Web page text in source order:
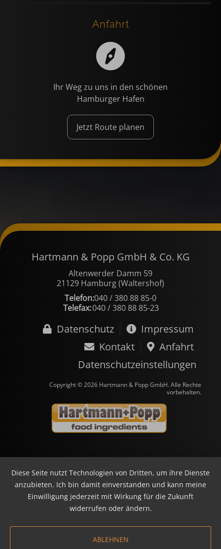
Anfahrt
Ihr Weg zu uns in den schönen
Hamburger Hafen
Jetzt Route planen
Hartmann & Popp GmbH & Co. KG
Altenwerder Damm 59
21129 Hamburg (Waltershof)
Telefon:040 / 380 88 85-0
Telefax:040 / 380 88 85-23
Datenschutz
Impressum
Kontakt
Anfahrt
Datenschutzeinstellungen
Copyright © 2026 Hartmann & Popp GmbH. Alle Rechte
vorbehalten.
Diese Seite nutzt Technologien von Dritten, um ihre Dienste
anzubieten. Ich bin damit einverstanden und kann meine
Einwilligung jederzeit mit Wirkung für die Zukunft
widerrufen oder ändern.
ABLEHNEN